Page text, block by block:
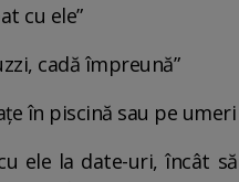
cu ele”
cadă împreună”
în piscină sau pe
ele la date-uri, încât